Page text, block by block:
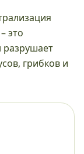
это
грибков и